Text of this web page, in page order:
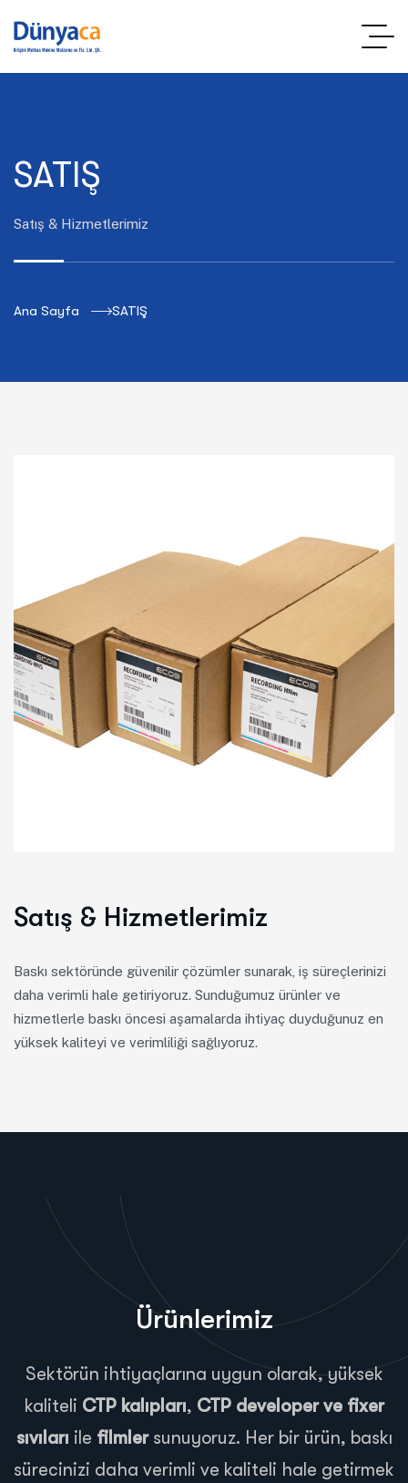
SATIŞ
Satış & Hizmetlerimiz
Ana Sayfa SATIŞ
Satış & Hizmetlerimiz
Baskı sektöründe güvenilir çözümler sunarak, iş süreçlerinizi
daha verimli hale getiriyoruz. Sunduğumuz ürünler ve
hizmetlerle baskı öncesi aşamalarda ihtiyaç duyduğunuz en
yüksek kaliteyi ve verimliliği sağlıyoruz.
Ürünlerimiz
Sektörün ihtiyaçlarına uygun olarak, yüksek
kaliteli CTP kalıpları, CTP developer ve fixer
sıvıları ile filmlersunuyoruz. Her bir ürün, baskı
sürecinizi daha verimli ve kaliteli hale getirmek